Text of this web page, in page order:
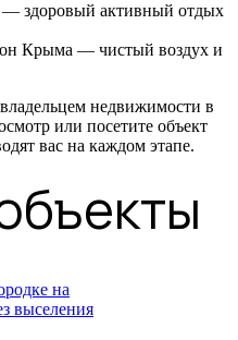
здоровый активный отдых
Крыма — чистый воздух и
недвижимости в
или посетите объект
вас на каждом этапе.